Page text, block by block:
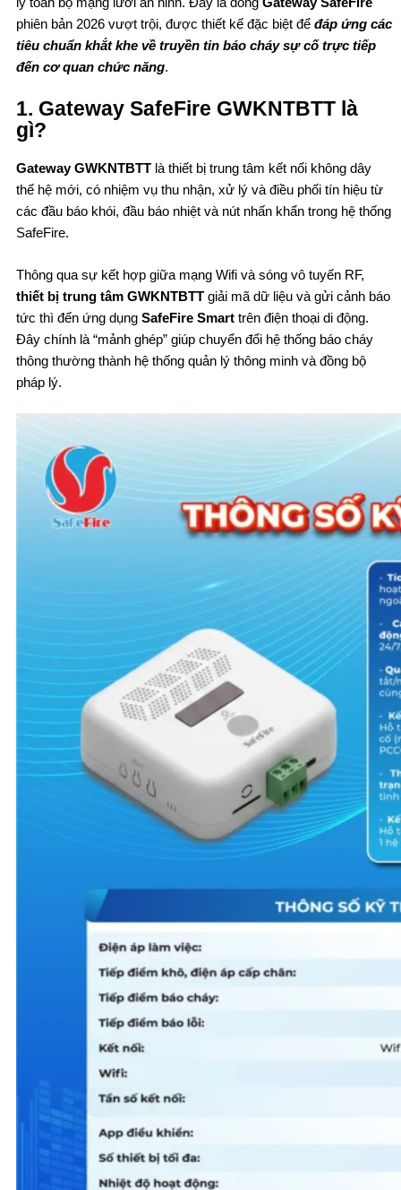
phiên bản 2026 vượt trội, được thiết kế đặc biệt để đáp ứng các
tiêu chuẩn khắt khe về truyền tin báo cháy sự cố trực tiếp
đến cơ quan chức năng.
1. Gateway SafeFire GWKNTBTT là
gì?
Gateway GWKNTBTT là thiết bị trung tâm kết nối không dây
thế hệ mới, có nhiệm vụ thu nhận, xử lý và điều phối tín hiệu từ
các đầu báo khói, đầu báo nhiệt và nút nhấn khẩn trong hệ thống
SafeFire.
Thông qua sự kết hợp giữa mạng Wifi và sóng vô tuyến RF,
thiết bị trung tâm GWKNTBTT giải mã dữ liệu và gửi cảnh báo
tức thì đến ứng dụng SafeFire Smart trên điện thoại di động.
Đây chính là “mảnh ghép” giúp chuyển đổi hệ thống báo cháy
thông thường thành hệ thống quản lý thông minh và đồng bộ
pháp lý.